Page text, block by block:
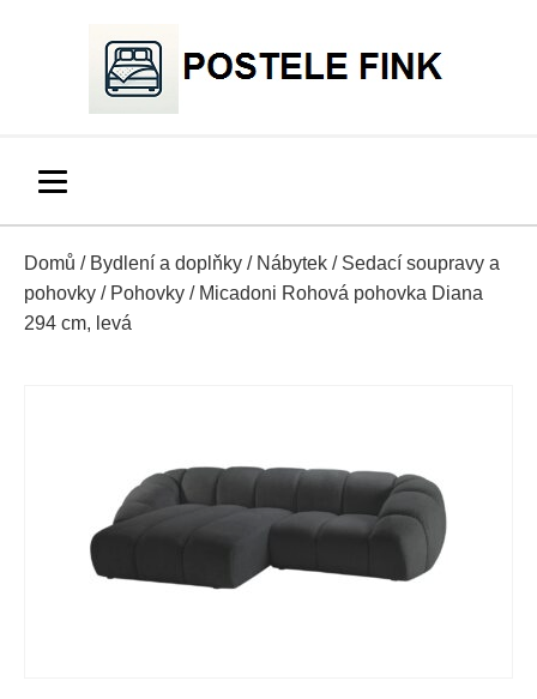
Domů / Bydlení a doplňky / Nábytek / Sedací soupravy a
pohovky / Pohovky / Micadoni Rohová pohovka Diana
294 cm, levá